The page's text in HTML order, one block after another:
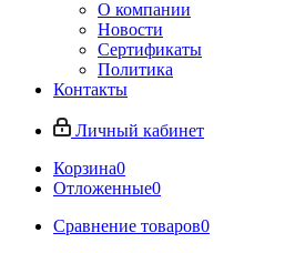
О компании
Новости
Сертификаты
Политика
Контакты
Личный кабинет
Корзина0
Отложенные0
Сравнение товаров0